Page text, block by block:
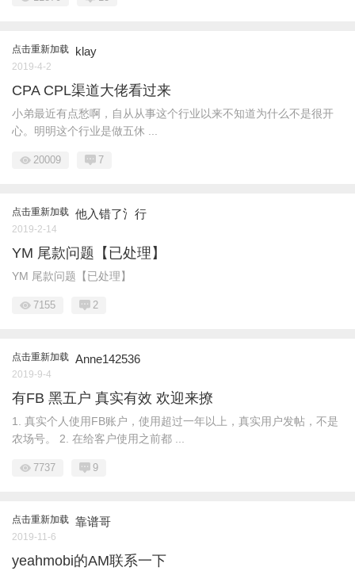
点击重新加载 klay
2019-4-2
CPA CPL渠道大佬看过来
小弟最近有点愁啊，自从从事这个行业以来不知道为什么不是很开
心。明明这个行业是做五休 ...
20009 7
点击重新加载 他入错了氵行
2019-2-14
YM 尾款问题【已处理】
YM 尾款问题【已处理】
7155 2
点击重新加载 Anne142536
2019-9-4
有FB 黑五户 真实有效 欢迎来撩
1. 真实个人使用FB账户，使用超过一年以上，真实用户发帖，不是
农场号。 2. 在给客户使用之前都 ...
7737 9
点击重新加载 靠谱哥
2019-11-6
yeahmobi的AM联系一下